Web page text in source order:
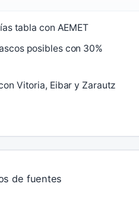
tabla con AEMET
posibles con 30%
Vitoria, Eibar y Zarautz
de fuentes